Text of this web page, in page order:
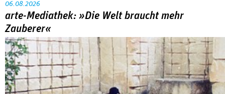
06.08.2026
arte-Mediathek: »Die Welt braucht mehr
Zauberer«